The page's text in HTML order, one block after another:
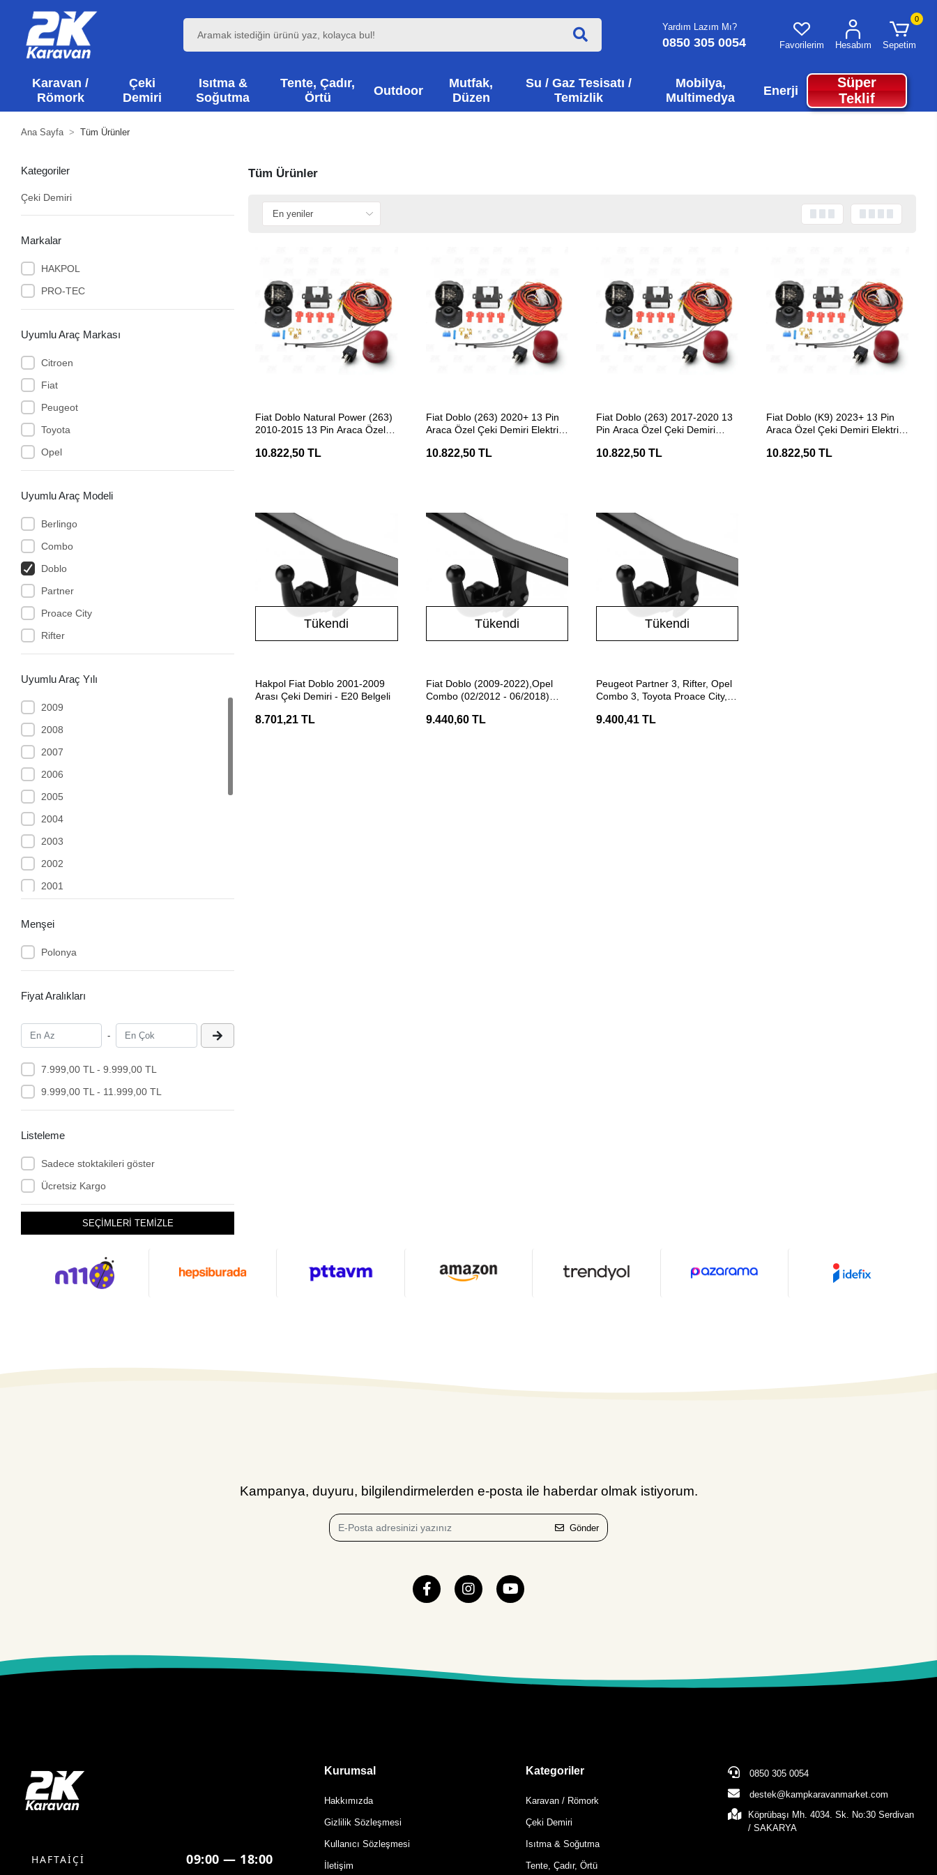
Yardım Lazım Mı?
0850 305 0054 Favorilerim Hesabım
0
Sepetim
Karavan /
Römork
Çeki
Demiri
Isıtma &
Soğutma
Tente, Çadır,
Örtü
Outdoor
Mutfak,
Düzen
Su / Gaz Tesisatı /
Temizlik
Mobilya,
Multimedya
Enerji
Süper
Teklif
Ana Sayfa Tüm Ürünler
Kategoriler
Çeki Demiri
Markalar
HAKPOL
PRO-TEC
Uyumlu Araç Markası
Citroen
Fiat
Peugeot
Toyota
Opel
Uyumlu Araç Modeli
Berlingo
Combo
Doblo
Partner
Proace City
Rifter
Uyumlu Araç Yılı
2009
2008
2007
2006
2005
2004
2003
2002
2001
Combo 3 XL L2 - 06/2018 Sonrası
Doblo XL - 06/2022 Sonrası
Partner 3 L2 - 06/2008 sonrası
Proace City L2 – 05/2019 Sonrası
Fiat Doblo 12/2009 ve Sonrası
Opel Combo D 02/2012 – 06/2018
Menşei
Polonya
Fiyat Aralıkları
-
7.999,00 TL - 9.999,00 TL
9.999,00 TL - 11.999,00 TL
Listeleme
Sadece stoktakileri göster
Ücretsiz Kargo
SEÇİMLERİ TEMİZLE
Tüm Ürünler
Fiat Doblo Natural Power (263)
2010-2015 13 Pin Araca Özel
10.822,50 TL
Fiat Doblo (263) 2020+ 13 Pin
Araca Özel Çeki Demiri Elektrik
10.822,50 TL
Fiat Doblo (263) 2017-2020 13
Pin Araca Özel Çeki Demiri
10.822,50 TL
Fiat Doblo (K9) 2023+ 13 Pin
Araca Özel Çeki Demiri Elektrik
10.822,50 TL
Tükendi
Hakpol Fiat Doblo 2001-2009
Arası Çeki Demiri - E20 Belgeli
8.701,21 TL
Tükendi
Fiat Doblo (2009-2022),Opel
Combo (02/2012 - 06/2018)
9.440,60 TL
Tükendi
Peugeot Partner 3, Rifter, Opel
Combo 3, Toyota Proace City,
9.400,41 TL
Kampanya, duyuru, bilgilendirmelerden e-posta ile haberdar olmak istiyorum.
Gönder
HAFTAİÇİ 09:00 — 18:00
Kurumsal
Hakkımızda
Gizlilik Sözleşmesi
Kullanıcı Sözleşmesi
İletişim
Kategoriler
Karavan / Römork
Çeki Demiri
Isıtma & Soğutma
Tente, Çadır, Örtü
0850 305 0054
destek@kampkaravanmarket.com
Köprübaşı Mh. 4034. Sk. No:30 Serdivan
/ SAKARYA